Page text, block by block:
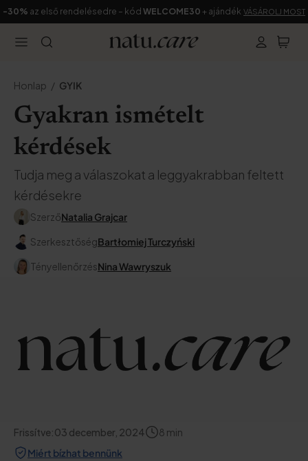
-30% az első rendelésedre – kód WELCOME30 + ajándék VÁSÁROLJ MOST
Honlap GYIK
Gyakran ismételt
kérdések
Tudja meg a válaszokat a leggyakrabban feltett
kérdésekre
SzerzőNatalia Grajcar
SzerkesztőségBartłomiej Turczyński
TényellenőrzésNina Wawryszuk
Frissítve:03 december, 2024 8 min
Miért bízhat bennünk